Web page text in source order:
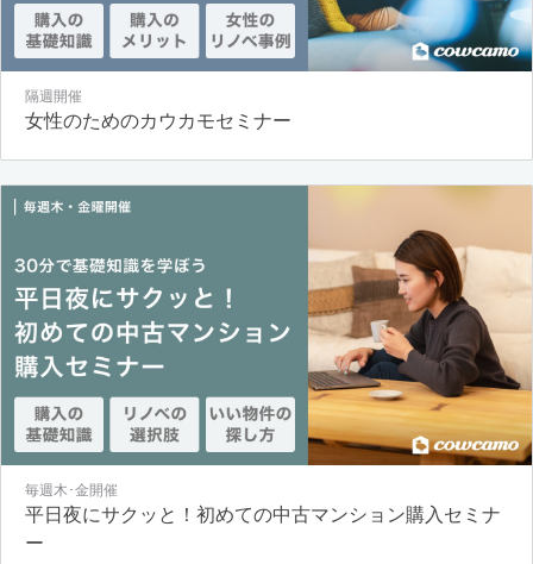
隔週開催
女性のためのカウカモセミナー
毎週木･金開催
平日夜にサクッと！初めての中古マンション購入セミナ
ー